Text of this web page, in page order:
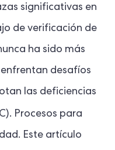
significativas en
de verificación de
ha sido más
desafíos
las deficiencias
Procesos para
Este artículo